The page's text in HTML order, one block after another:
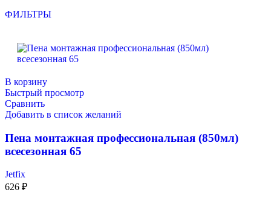
ФИЛЬТРЫ
В корзину
Быстрый просмотр
Сравнить
Добавить в список желаний
Пена монтажная профессиональная (850мл)
всесезонная 65
Jetfix
626 ₽